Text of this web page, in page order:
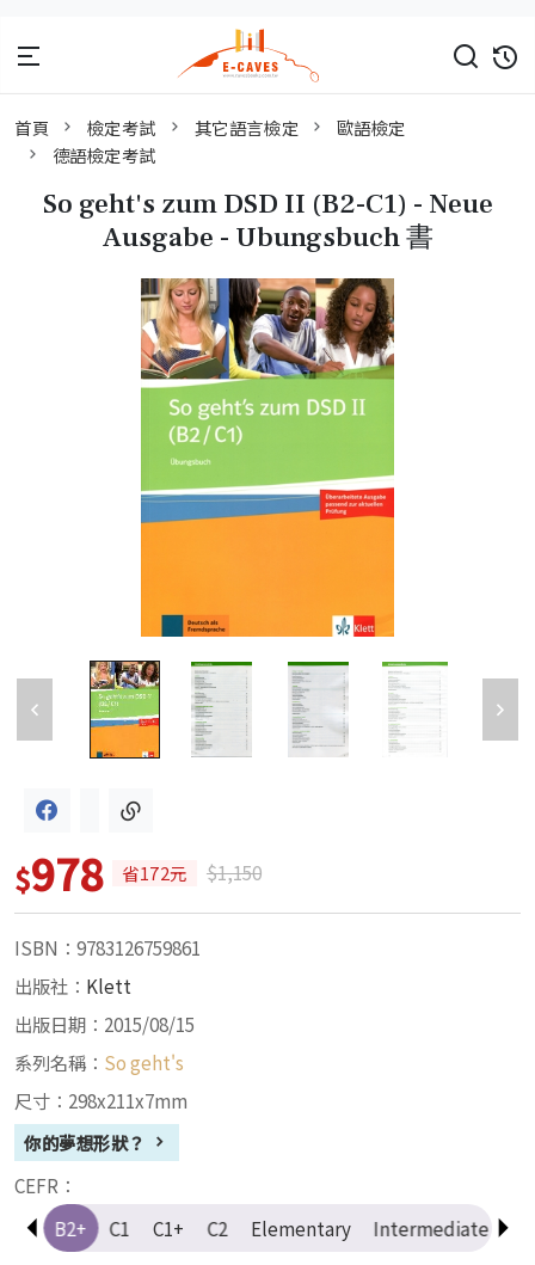
首頁 檢定考試 其它語言檢定
歐語檢定
德語檢定考試
So geht's zum DSD II (B2-C1) - Neue
Ausgabe - Ubungsbuch 書
$978 省172元 $1,150
ISBN：9783126759861
出版社： Klett
出版日期：2015/08/15
系列名稱： So geht's
尺寸：298x211x7mm
你的夢想形狀？
CEFR：
B2
B2+ C1 C1+ C2 Elementary Intermediate